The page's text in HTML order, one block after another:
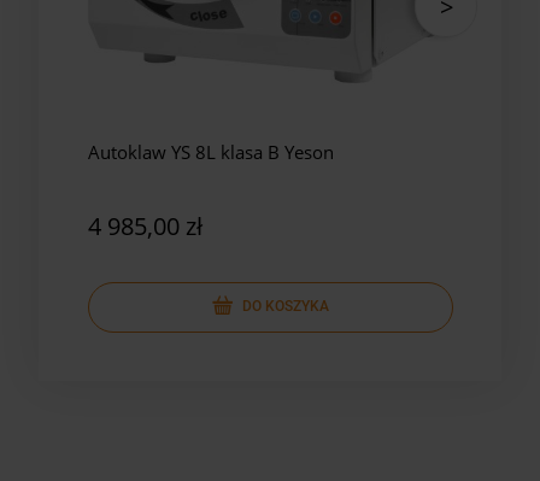
Autoklaw YS 8L klasa B Yeson
4 985,00 zł
DO KOSZYKA